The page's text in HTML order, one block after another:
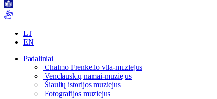
LT
EN
Padaliniai
Chaimo Frenkelio vila-muziejus
Venclauskių namai-muziejus
Šiaulių istorijos muziejus
Fotografijos muziejus